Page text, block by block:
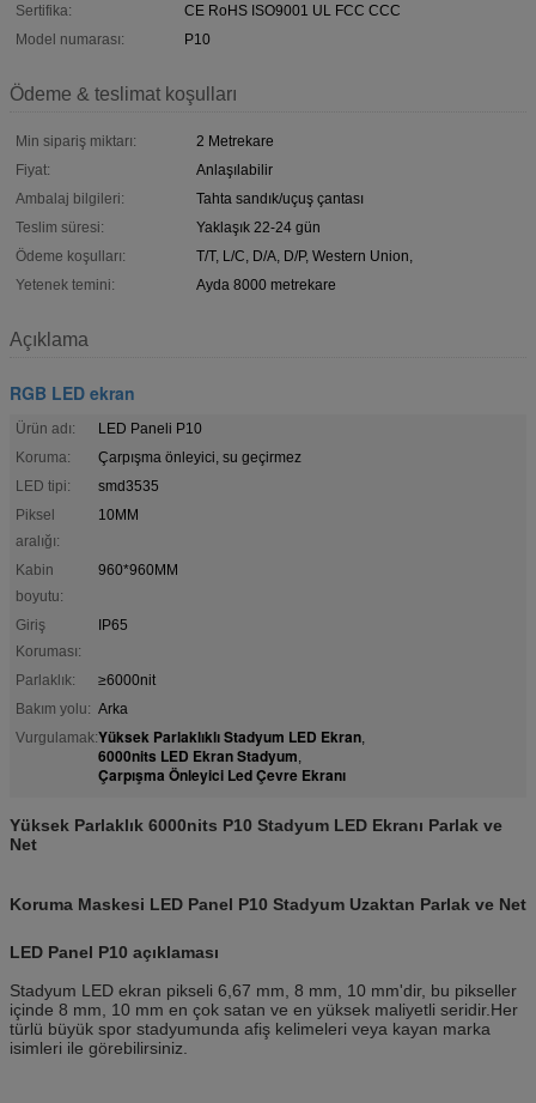
Sertifika:
CE RoHS ISO9001 UL FCC CCC
Model numarası:
P10
Ödeme & teslimat koşulları
Min sipariş miktarı:
2 Metrekare
Fiyat:
Anlaşılabilir
Ambalaj bilgileri:
Tahta sandık/uçuş çantası
Teslim süresi:
Yaklaşık 22-24 gün
Ödeme koşulları:
T/T, L/C, D/A, D/P, Western Union,
Yetenek temini:
Ayda 8000 metrekare
Açıklama
RGB LED ekran
Ürün adı:
LED Paneli P10
Koruma:
Çarpışma önleyici, su geçirmez
LED tipi:
smd3535
Piksel
aralığı:
10MM
Kabin
boyutu:
960*960MM
Giriş
Koruması:
IP65
Parlaklık:
≥6000nit
Bakım yolu: Arka
Vurgulamak:Yüksek Parlaklıklı Stadyum LED Ekran,
6000nits LED Ekran Stadyum,
Çarpışma Önleyici Led Çevre Ekranı
Yüksek Parlaklık 6000nits P10 Stadyum LED Ekranı Parlak ve
Net
Koruma Maskesi LED Panel P10 Stadyum Uzaktan Parlak ve Net
LED Panel P10 açıklaması
Stadyum LED ekran pikseli 6,67 mm, 8 mm, 10 mm'dir, bu pikseller
içinde 8 mm, 10 mm en çok satan ve en yüksek maliyetli seridir.Her
türlü büyük spor stadyumunda afiş kelimeleri veya kayan marka
isimleri ile görebilirsiniz.